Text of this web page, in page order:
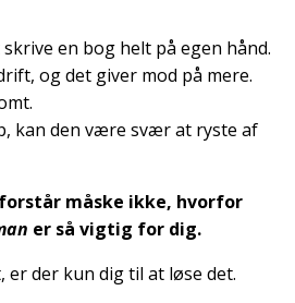
en bog helt på egen hånd.
og det giver mod på mere.
kan den være svær at ryste af
måske ikke, hvorfor
er så vigtig for dig.
er der kun dig til at løse det.